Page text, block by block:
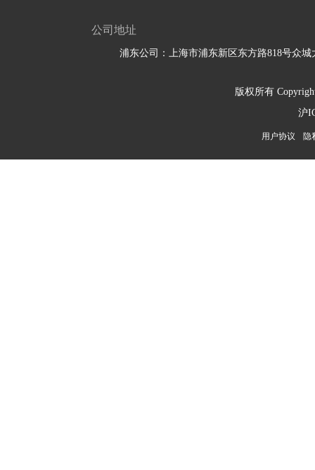
公司地址
浦东公司：上海市浦东新区东方路818号众城
版权所有
沪
用户协议 隐